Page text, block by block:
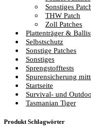
Sonstiges
THW Patch
Zoll Patches
Plattenträger &
Selbstschutz
Sonstige Patches
Sonstiges
Sprengstofftests
Spurensicherung
Startseite
Survival- und
Tasmanian Tiger
Produkt Schlagwörter